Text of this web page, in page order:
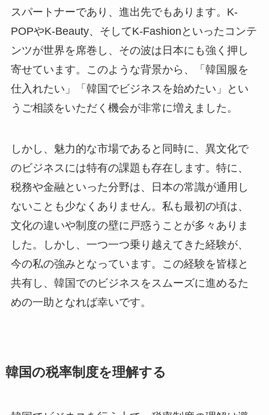
スパートナーであり、進出先でもあります。K-
POPやK-Beauty、そしてK-Fashionといったコンテ
ンツが世界を席巻し、その波は日本にも強く押し
寄せています。このような背景から、「韓国服を
仕入れたい」「韓国でビジネスを始めたい」とい
うご相談をいただく機会が非常に増えました。
しかし、魅力的な市場であると同時に、異文化で
のビジネスには特有の課題も存在します。特に、
税務や金融といった分野は、日本の常識が通用し
ないことも少なくありません。私も最初の頃は、
文化の違いや制度の壁に戸惑うことが多々ありま
した。しかし、一つ一つ乗り越えてきた経験が、
今の私の強みとなっています。この経験を皆様と
共有し、韓国でのビジネスをスムーズに進めるた
めの一助となれば幸いです。
韓国の税率制度を理解する